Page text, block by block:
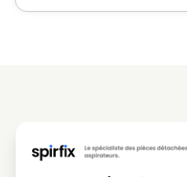
LG-
LG-
GOLDSTAR
LG-GOLDSTAR